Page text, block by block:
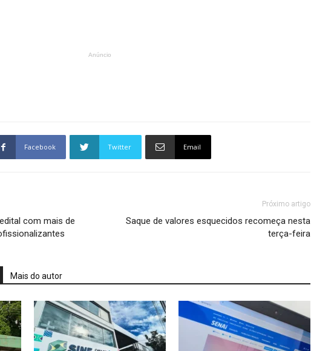
Anúncio
Facebook Twitter Email
com mais de
Próximo artigo
Saque de valores esquecidos recomeça nesta
terça-feira
Mais do autor